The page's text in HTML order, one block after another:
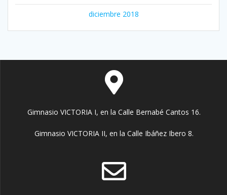
diciembre 2018
Gimnasio VICTORIA I, en la Calle Bernabé Cantos 16.
Gimnasio VICTORIA II, en la Calle Ibáñez Ibero 8.